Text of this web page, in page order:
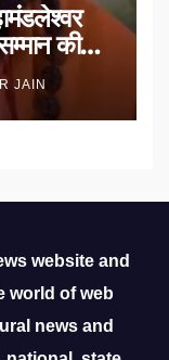
की
JAIN
website and
world of web
news and